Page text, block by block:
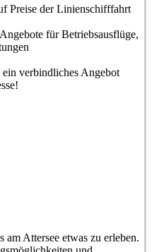
Preise der Linienschifffahrt
für Betriebsausflüge,
verbindliches Angebot
Attersee etwas zu erleben.